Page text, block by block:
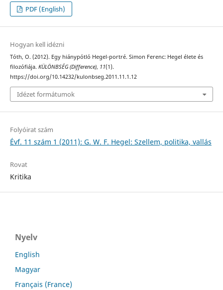
PDF (English)
Hogyan kell idézni
Tóth, O. (2012). Egy hiánypótló Hegel-portré. Simon Ferenc: Hegel élete és
filozófiája. KÜLÖNBSÉG (Difference), 11(1).
https://doi.org/10.14232/kulonbseg.2011.11.1.12
Idézet formátumok
Folyóirat szám
Évf. 11 szám 1 (2011): G. W. F. Hegel: Szellem, politika, vallás
Rovat
Kritika
Nyelv
English
Magyar
Français (France)